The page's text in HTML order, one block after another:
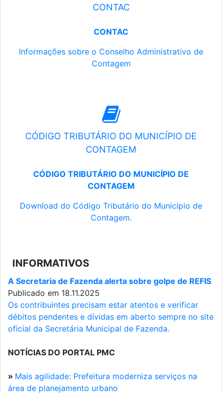
CONTAC
CONTAC
Informações sobre o Conselho Administrativo de
Contagem
CÓDIGO TRIBUTÁRIO DO MUNICÍPIO DE
CONTAGEM
CÓDIGO TRIBUTÁRIO DO MUNICÍPIO DE
CONTAGEM
Download do Código Tributário do Município de
Contagem.
INFORMATIVOS
A Secretaria de Fazenda alerta sobre golpe de REFIS
Publicado em 18.11.2025
Os contribuintes precisam estar atentos e verificar
débitos pendentes e dívidas em aberto sempre no site
oficial da Secretária Municipal de Fazenda.
NOTÍCIAS DO PORTAL PMC
» Mais agilidade: Prefeitura moderniza serviços na
área de planejamento urbano